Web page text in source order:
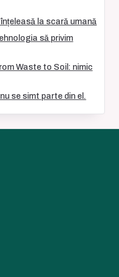
la scară umană
să privim
Waste to Soil: nimic
se simt parte din el.